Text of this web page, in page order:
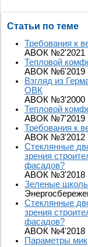
Статьи по теме
Требования к
АВОК №2'2021
Тепловой
АВОК №6'2019
Взгляд из
ОВК
АВОК №3'2000
Тепловой
АВОК №7'2019
Требования к
АВОК №3'2012
Стеклянные
зрения
фасадов?
АВОК №3'2018
Зеленые школы
Стеклянные
зрения
фасадов?
АВОК №4'2018
Параметры